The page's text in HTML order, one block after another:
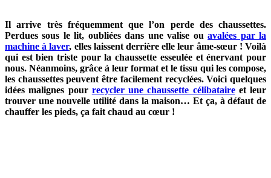
Il arrive très fréquemment que l’on perde des chaussettes.
Perdues sous le lit, oubliées dans une valise ouavalées par la
machine à laver, elles laissent derrière elle leur âme-sœur ! Voilà
qui est bien triste pour la chaussette esseulée et énervant pour
nous. Néanmoins, grâce à leur format et le tissu qui les compose,
les chaussettes peuvent être facilement recyclées. Voici quelques
idées malignes pour recycler une chaussette célibataireet leur
trouver une nouvelle utilité dans la maison… Et ça, à défaut de
chauffer les pieds, ça fait chaud au cœur !